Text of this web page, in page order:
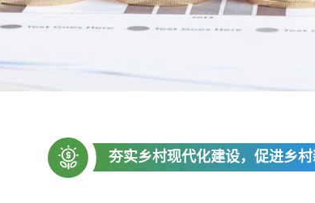
夯实乡村现代化建设，促进乡